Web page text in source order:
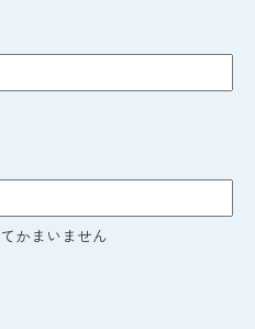
かまいません